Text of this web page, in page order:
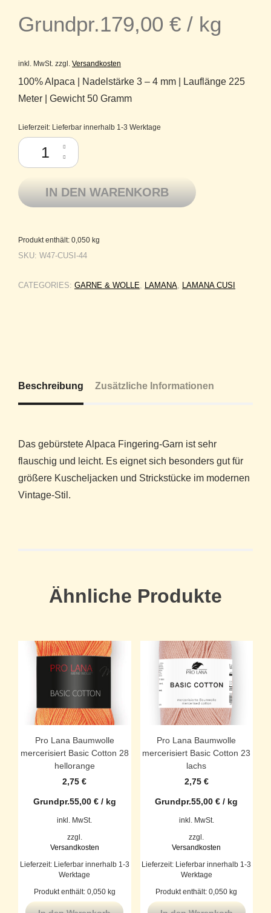
Grundpr.179,00 € / kg
inkl. MwSt. zzgl. Versandkosten
100% Alpaca | Nadelstärke 3 – 4 mm | Lauflänge 225
Meter | Gewicht 50 Gramm
Lieferzeit: Lieferbar innerhalb 1-3 Werktage
Lamana gebuerstetes Alpaka Kuschelgarn Cusi 44 Pfirsich Menge
IN DEN WARENKORB
Produkt enthält: 0,050 kg
SKU: W47-CUSI-44
CATEGORIES: GARNE & WOLLE LAMANA LAMANA CUSI
Beschreibung Zusätzliche Informationen
Das gebürstete Alpaca Fingering-Garn ist sehr
flauschig und leicht. Es eignet sich besonders gut für
größere Kuscheljacken und Strickstücke im modernen
Vintage-Stil.
Ähnliche Produkte
Pro Lana Baumwolle
mercerisiert Basic Cotton 28
hellorange
2,75€
Grundpr.55,00 €/ kg
inkl. MwSt.
zzgl.
Versandkosten
Lieferzeit:
Lieferbar innerhalb 1-3
Werktage
Produkt enthält: 0,050 kg
Pro Lana Baumwolle
mercerisiert Basic Cotton 23
lachs
2,75 €
Grundpr.55,00€ / kg
inkl. MwSt.
zzgl.
Versandkosten
Lieferzeit:
Lieferbar innerhalb 1-3
Werktage
Produkt enthält: 0,050 kg